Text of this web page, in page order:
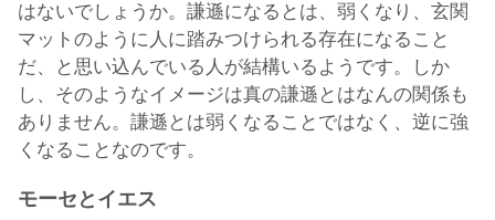
はないでしょうか。謙遜になるとは、弱くなり、玄関
マットのように人に踏みつけられる存在になること
だ、と思い込んでいる人が結構いるようです。しか
し、そのようなイメージは真の謙遜とはなんの関係も
ありません。謙遜とは弱くなることではなく、逆に強
くなることなのです。
モーセとイエス